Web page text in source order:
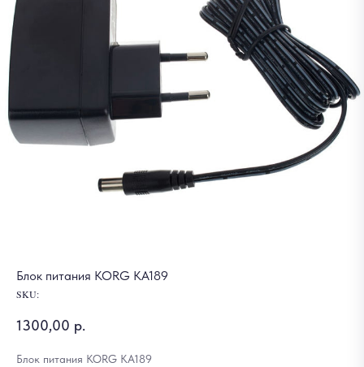
Блок питания KORG KA189
SKU:
1300,00 р.
Блок питания KORG KA189